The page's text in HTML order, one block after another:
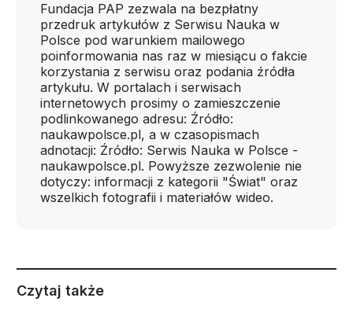
Fundacja PAP zezwala na bezpłatny
przedruk artykułów z Serwisu Nauka w
Polsce pod warunkiem mailowego
poinformowania nas raz w miesiącu o fakcie
korzystania z serwisu oraz podania źródła
artykułu. W portalach i serwisach
internetowych prosimy o zamieszczenie
podlinkowanego adresu: Źródło:
naukawpolsce.pl, a w czasopismach
adnotacji: Źródło: Serwis Nauka w Polsce -
naukawpolsce.pl. Powyższe zezwolenie nie
dotyczy: informacji z kategorii "Świat" oraz
wszelkich fotografii i materiałów wideo.
Czytaj także